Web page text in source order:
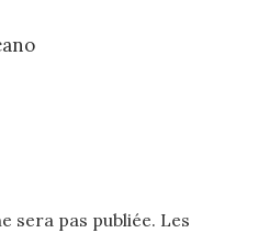
sera pas publiée. Les